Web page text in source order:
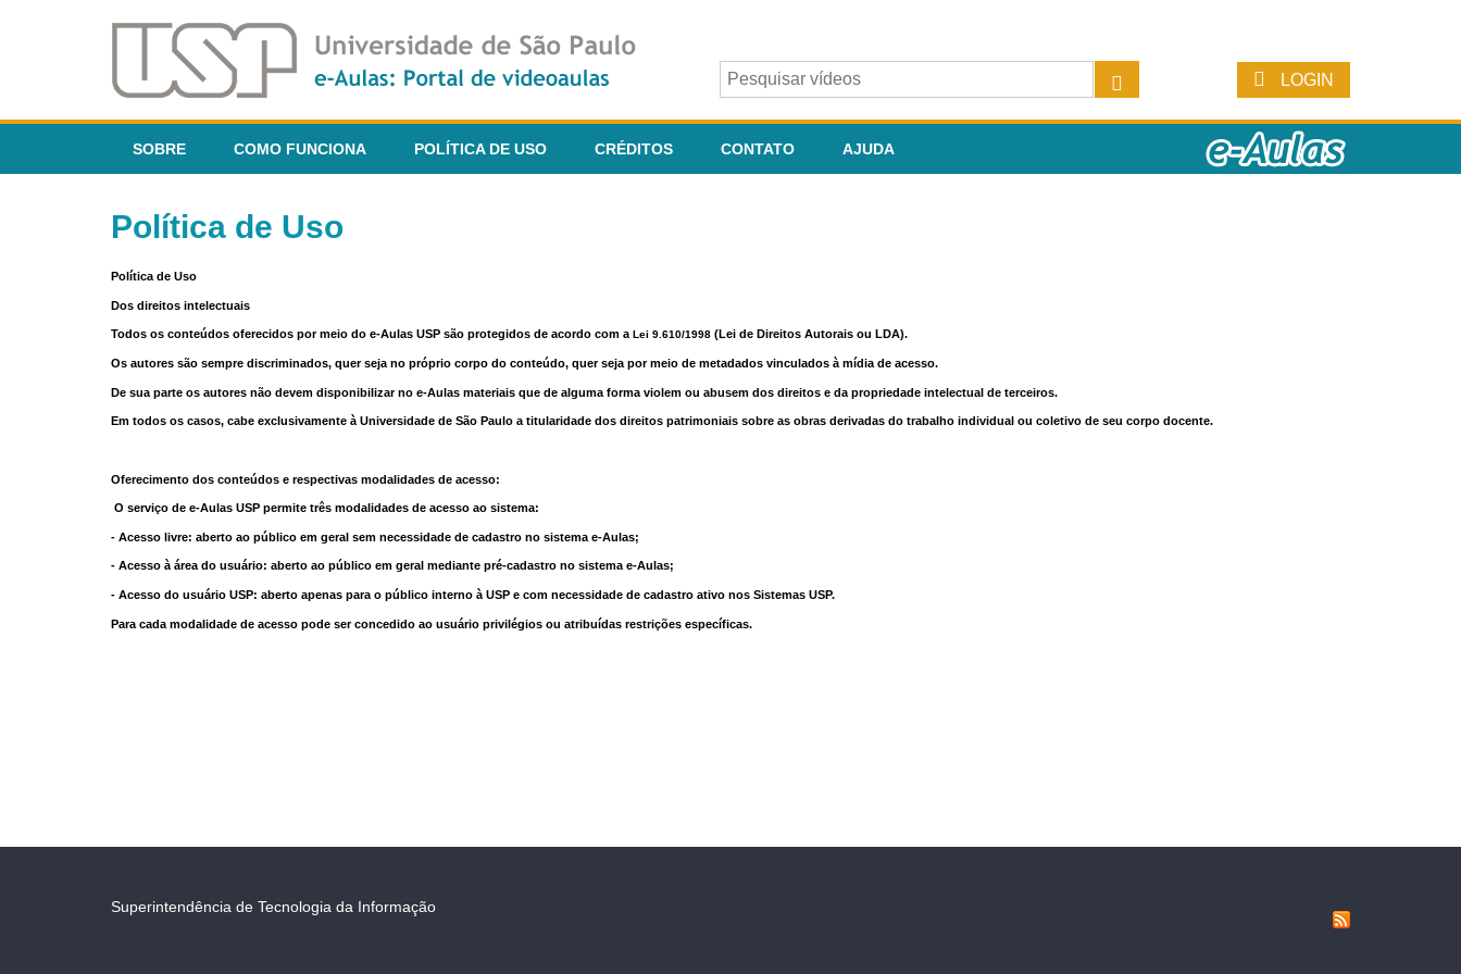
LOGIN
SOBRE COMO FUNCIONA POLÍTICA DE USO CRÉDITOS CONTATO AJUDA
Política de Uso
Política de Uso
Dos direitos intelectuais
Todos os conteúdos oferecidos por meio do e-Aulas USP são protegidos de acordo com a Lei 9.610/1998 (Lei de Direitos Autorais ou LDA).
Os autores são sempre discriminados, quer seja no próprio corpo do conteúdo, quer seja por meio de metadados vinculados à mídia de acesso.
De sua parte os autores não devem disponibilizar no e-Aulas materiais que de alguma forma violem ou abusem dos direitos e da propriedade intelectual de terceiros.
Em todos os casos, cabe exclusivamente à Universidade de São Paulo a titularidade dos direitos patrimoniais sobre as obras derivadas do trabalho individual ou coletivo de seu corpo docente.
Oferecimento dos conteúdos e respectivas modalidades de acesso:
O serviço de e-Aulas USP permite três modalidades de acesso ao sistema:
- Acesso livre: aberto ao público em geral sem necessidade de cadastro no sistema e-Aulas;
- Acesso à área do usuário: aberto ao público em geral mediante pré-cadastro no sistema e-Aulas;
- Acesso do usuário USP: aberto apenas para o público interno à USP e com necessidade de cadastro ativo nos Sistemas USP.
Para cada modalidade de acesso pode ser concedido ao usuário privilégios ou atribuídas restrições específicas.
Superintendência de Tecnologia da Informação